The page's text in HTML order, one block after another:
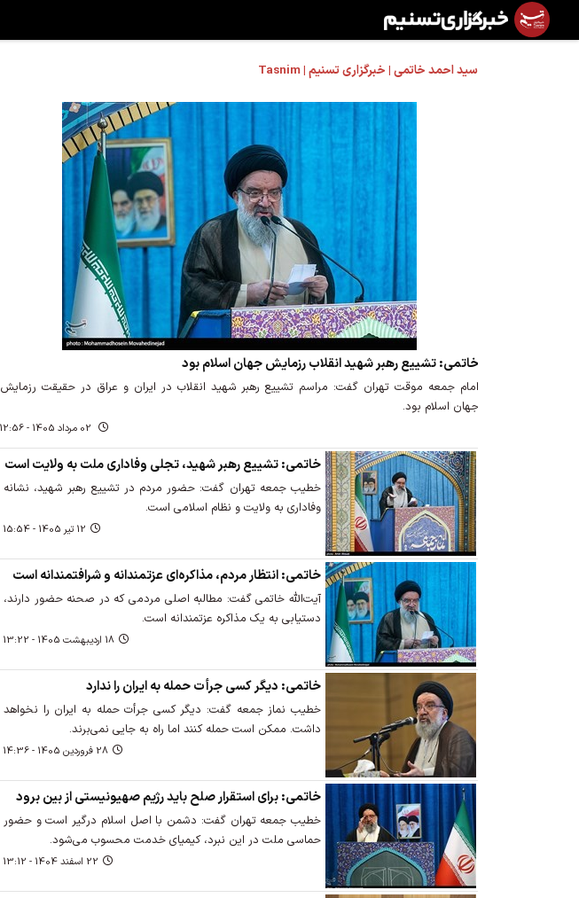
سید احمد خاتمی | خبرگزاری تسنیم | Tasnim
خاتمی: تشییع رهبر شهید انقلاب رزمایش جهان اسلام بود
امام جمعه موقت تهران گفت: مراسم تشییع رهبر شهید انقلاب در ایران و عراق در حقیقت رزمایش
جهان اسلام بود.
خاتمی: تشییع رهبر شهید، تجلی وفاداری ملت به ولایت است
خطیب جمعه تهران گفت: حضور مردم در تشییع رهبر شهید، نشانه
وفاداری به ولایت و نظام اسلامی است.
12 تير 1405 - 15:54
خاتمی: انتظار مردم، مذاکره‌ای عزتمندانه و شرافتمندانه است
آیت‌الله خاتمی گفت: مطالبه اصلی مردمی که در صحنه حضور دارند،
دستیابی به یک مذاکره عزتمندانه است.
18 ارديبهشت 1405 - 13:22
خاتمی: دیگر کسی جرأت حمله به ایران را ندارد
خطیب نماز جمعه گفت: دیگر کسی جرأت حمله به ایران را نخواهد
داشت. ممکن است حمله کنند اما راه به جایی نمی‌برند.
28 فروردين 1405 - 14:36
خاتمی: برای استقرار صلح باید رژیم صهیونیستی از بین برود
خطیب جمعه تهران گفت: دشمن با اصل اسلام درگیر است و حضور
حماسی ملت در این نبرد، کیمیای خدمت محسوب می‌شود.
22 اسفند 1404 - 13:12